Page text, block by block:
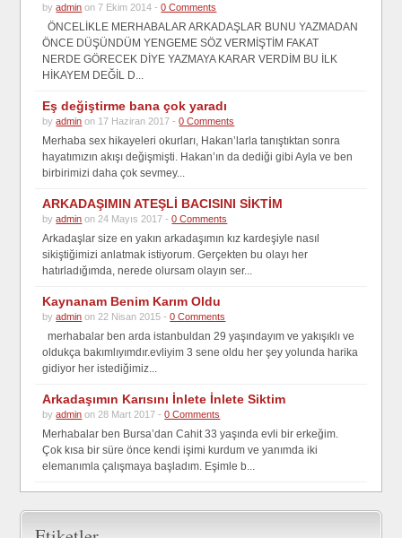
byadmin on 7 Ekim 2014 -0 Comments
ÖNCELİKLE MERHABALAR ARKADAŞLAR BUNU YAZMADAN
ÖNCE DÜŞÜNDÜM YENGEME SÖZ VERMİŞTİM FAKAT
NERDE GÖRECEK DİYE YAZMAYA KARAR VERDİM BU İLK
HİKAYEM DEĞİL D...
Eş değiştirme bana çok yaradı
byadmin on 17 Haziran 2017 -0 Comments
Merhaba sex hikayeleri okurları, Hakan’larla tanıştıktan sonra
hayatımızın akışı değişmişti. Hakan’ın da dediği gibi Ayla ve ben
birbirimizi daha çok sevmey...
ARKADAŞIMIN ATEŞLİ BACISINI SİKTİM
byadmin on 24 Mayıs 2017 -0 Comments
Arkadaşlar size en yakın arkadaşımın kız kardeşiyle nasıl
sikiştiğimizi anlatmak istiyorum. Gerçekten bu olayı her
hatırladığımda, nerede olursam olayın ser...
Kaynanam Benim Karım Oldu
byadmin on 22 Nisan 2015 -0 Comments
merhabalar ben arda istanbuldan 29 yaşındayım ve yakışıklı ve
oldukça bakımlıyımdır.evliyim 3 sene oldu her şey yolunda harika
gidiyor her istediğimiz...
Arkadaşımın Karısını İnlete İnlete Siktim
byadmin on 28 Mart 2017 -0 Comments
Merhabalar ben Bursa’dan Cahit 33 yaşında evli bir erkeğim.
Çok kısa bir süre önce kendi işimi kurdum ve yanımda iki
elemanımla çalışmaya başladım. Eşimle b...